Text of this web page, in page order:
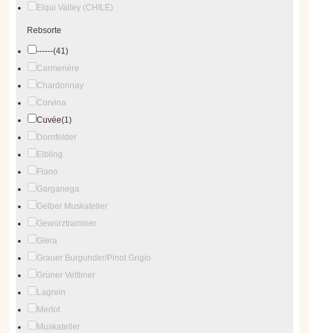
Elqui Valley (CHILE)
Rebsorte
------(41)
Carmenère
Chardonnay
Corvina
Cuvée(1)
Dornfelder
Elbling
Fiano
Garganega
Gelber Muskateller
Gewürztraminer
Glera
Grauer Burgunder/Pinot Grigio
Grüner Veltliner
Lagrein
Merlot
Muskateller